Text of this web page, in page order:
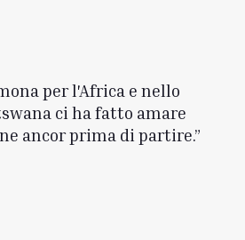
per l'Africa e nello
ci ha fatto amare
ancor prima di partire.